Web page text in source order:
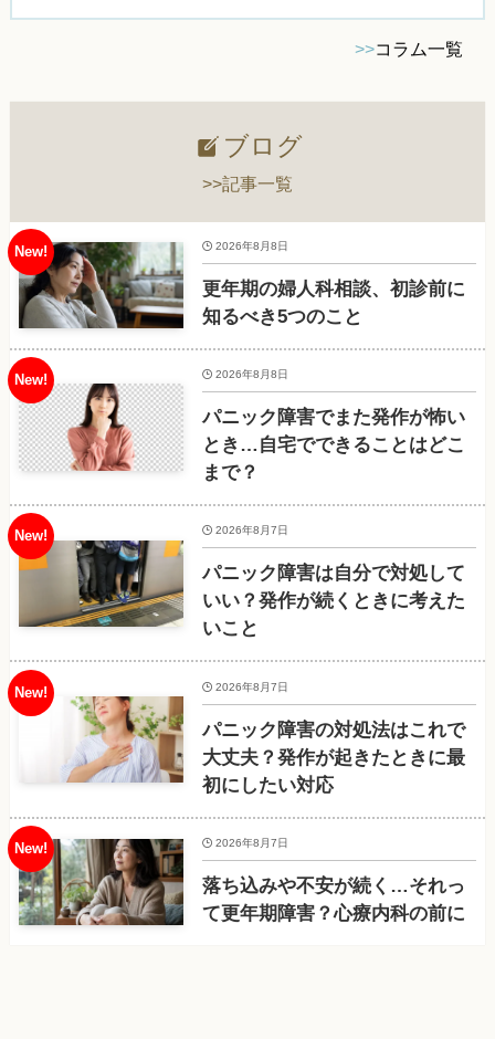
>>コラム一覧
ブログ
>>記事一覧
更年期の婦人科相談、初診前に
知るべき5つのこと
2026年8月8日
パニック障害でまた発作が怖い
とき…自宅でできることはどこ
まで？
2026年8月8日
パニック障害は自分で対処して
いい？発作が続くときに考えた
いこと
2026年8月7日
パニック障害の対処法はこれで
大丈夫？発作が起きたときに最
初にしたい対応
2026年8月7日
落ち込みや不安が続く…それっ
て更年期障害？心療内科の前に
2026年8月7日